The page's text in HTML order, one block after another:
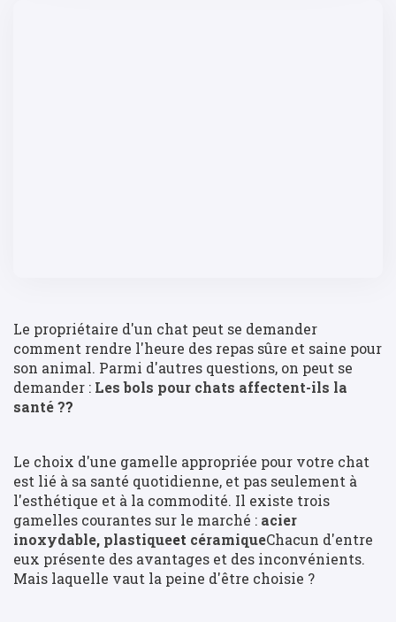
Le propriétaire d'un chat peut se demander
comment rendre l'heure des repas sûre et saine pour
son animal. Parmi d'autres questions, on peut se
demander : Les bols pour chats affectent-ils la
santé ??
Le choix d'une gamelle appropriée pour votre chat
est lié à sa santé quotidienne, et pas seulement à
l'esthétique et à la commodité. Il existe trois
gamelles courantes sur le marché : acier
inoxydable, plastiqueet céramiqueChacun d'entre
eux présente des avantages et des inconvénients.
Mais laquelle vaut la peine d'être choisie ?